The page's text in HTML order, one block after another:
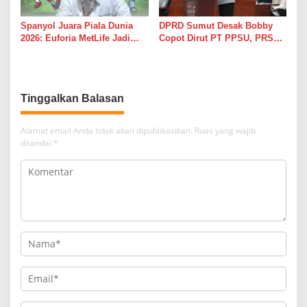
Spanyol Juara Piala Dunia
2026: Euforia MetLife Jadi
DPRD Sumut Desak Bobby
Copot Dirut PT PPSU, PRSU
Tinggalkan Balasan
Alamat email Anda tidak akan dipublikasikan. Ruas yang wajib
ditandai *